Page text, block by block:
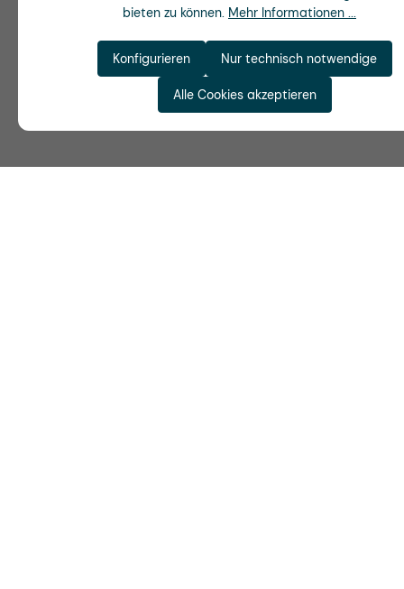
bieten zu können. Mehr Informationen ...
Nur technisch notwendige
Konfigurieren
Alle Cookies akzeptieren